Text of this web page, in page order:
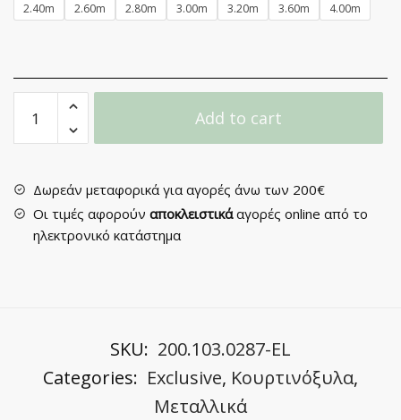
2.40m
2.60m 2.80m 3.00m 3.20m 3.60m 4.00m
Κουρτινόξυλο
Μεταλλικό
Φ25
quantity
Add to cart
Δωρεάν μεταφορικά για αγορές άνω των 200€
Οι τιμές αφορούν αποκλειστικάαγορές online από το
ηλεκτρονικό κατάστημα
SKU: 200.103.0287-EL
Categories: Exclusive, Κουρτινόξυλα,
Μεταλλικά